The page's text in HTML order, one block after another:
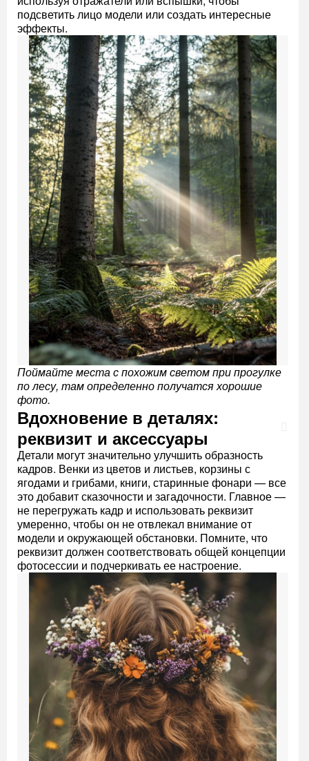
подсветить лицо модели или создать интересные
эффекты.
Поймайте места с похожим светом при прогулке
по лесу, там определенно получатся хорошие
фото.
Вдохновение в деталях:
реквизит и аксессуары
Детали могут значительно улучшить образность
кадров. Венки из цветов и листьев, корзины с
ягодами и грибами, книги, старинные фонари — все
это добавит сказочности и загадочности. Главное —
не перегружать кадр и использовать реквизит
умеренно, чтобы он не отвлекал внимание от
модели и окружающей обстановки. Помните, что
реквизит должен соответствовать общей концепции
фотосессии и подчеркивать ее настроение.